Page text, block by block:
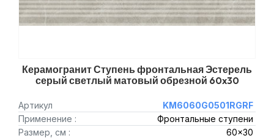
Керамогранит Ступень фронтальная Эстерель
серый светлый матовый обрезной 60x30
Артикул
KM6060G0501RGRF
Применение :
Фронтальные ступени
Размер, см :
60x30